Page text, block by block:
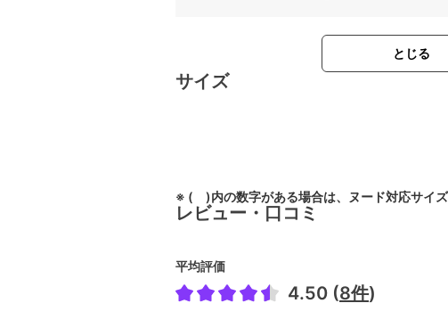
とじる
サイズ
※ ( )内の数字がある場合は、ヌード対応サイズ
レビュー・口コミ
平均評価
4.50 (8件)